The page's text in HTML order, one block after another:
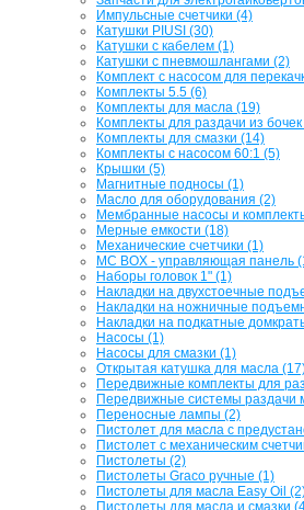
Импульсные счетчики (4)
Катушки PIUSI (30)
Катушки с кабелем (1)
Катушки с пневмошлангами (2)
Комплект с насосом для
Комплекты 5.5 (6)
Комплекты для масла (19)
Комплекты для раздачи из
Комплекты для смазки (14)
Комплекты с насосом 60:1 (5)
Крышки (5)
Магнитные подносы (1)
Масло для оборудования (2)
Мембранные насосы и
Мерные емкости (18)
Механические счетчики (1)
МС BOX - управляющая панель
Наборы головок 1" (1)
Накладки на двухстоечные
Накладки на ножничные
Накладки на подкатные
Насосы (1)
Насосы для смазки (1)
Открытая катушка для масла
Передвижные комплекты для
Передвижные системы раздачи
Переносные лампы (2)
Пистолет для масла с
Пистолет с механическим
Пистолеты (2)
Пистолеты Graco ручные (1)
Пистолеты для масла Easy Oil
Пистолеты для масла и смазки